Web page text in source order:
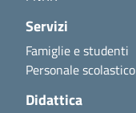
Servizi
Famiglie e studenti
Personale scolastico
Didattica